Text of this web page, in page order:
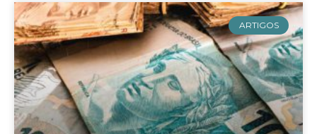
ARTIGOS